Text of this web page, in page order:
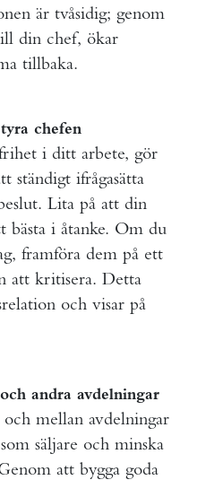
är tvåsidig; genom
din chef, ökar
tillbaka.
chefen
i ditt arbete, gör
ständigt ifrågasätta
Lita på att din
bästa i åtanke. Om du
framföra dem på ett
att kritisera. Detta
och visar på
andra avdelningar
mellan avdelningar
säljare och minska
att bygga goda